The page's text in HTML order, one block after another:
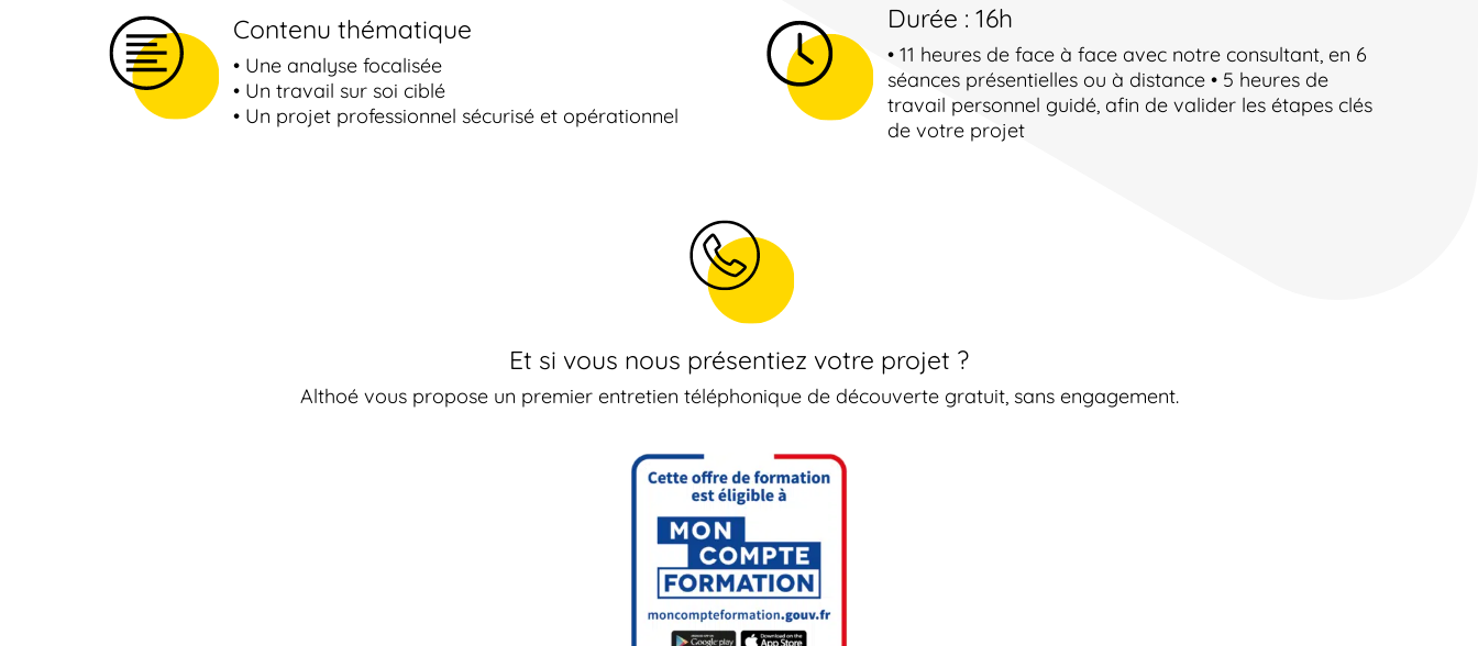
Contenu thématique
• Une analyse focalisée
• Un travail sur soi ciblé
• Un projet professionnel sécurisé et opérationnel
Durée : 16h
• 11 heures de face à face avec notre consultant, en 6
séances présentielles ou à distance • 5 heures de
travail personnel guidé, afin de valider les étapes clés
de votre projet
Et si vous nous présentiez votre projet ?
Althoé vous propose un premier entretien téléphonique de découverte gratuit, sans engagement.